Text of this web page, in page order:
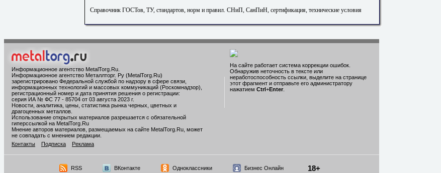
Справочник ГОСТов, ТУ, стандартов, норм и правил. СНиП, СанПиН, сертификация, технические условия
Информационное агентство MetalTorg.Ru
Информационное агентство Металлторг. Ру (MetalTorg.Ru)
зарегистрировано Федеральной службой по надзору в сфере связи,
информационных технологий и массовых коммуникаций (Роскомнадзор),
регистрационный номер и дата принятия решения о регистрации:
серия ИА № ФС 77 - 85704 от 03 августа 2023 г.
Новости, аналитика, цены, статистика рынка черных, цветных и
драгоценных металлов.
Использование открытых материалов разрешается с обязательной
гиперссылкой на MetalTorg.Ru
Мнение авторов материалов, размещаемых на сайте MetalTorg.Ru, может
не совпадать с мнением редакции.
Контакты
Подписка Реклама
На сайте работает система коррекции ошибок.
Обнаружив неточность в тексте или
неработоспособность ссылки, выделите на странице
этот фрагмент и отправьте его администратору
нажатием Ctrl+Enter
RSS ВКонтакте Одноклассники Бизнес Онлайн 18+